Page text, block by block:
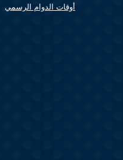
أوقات الدوام الرسمي